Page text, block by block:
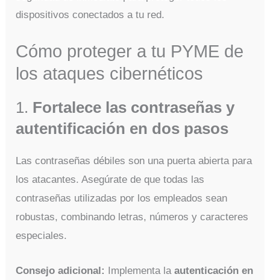
dispositivos conectados a tu red.
Cómo proteger a tu PYME de
los ataques cibernéticos
1. Fortalece las contraseñas y
autentificación en dos pasos
Las contraseñas débiles son una puerta abierta para
los atacantes. Asegúrate de que todas las
contraseñas utilizadas por los empleados sean
robustas, combinando letras, números y caracteres
especiales.
Consejo adicional: Implementa laautenticación en